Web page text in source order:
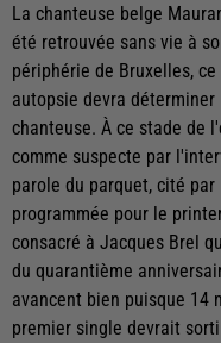
La chanteuse belge
été retrouvée sans vie à
périphérie de Bruxelles,
autopsie devra
chanteuse. À ce stade de
comme suspecte par
parole du parquet, cité par
programmée pour le
consacré à Jacques Brel
du quarantième
avancent bien puisque 14
premier single devrait